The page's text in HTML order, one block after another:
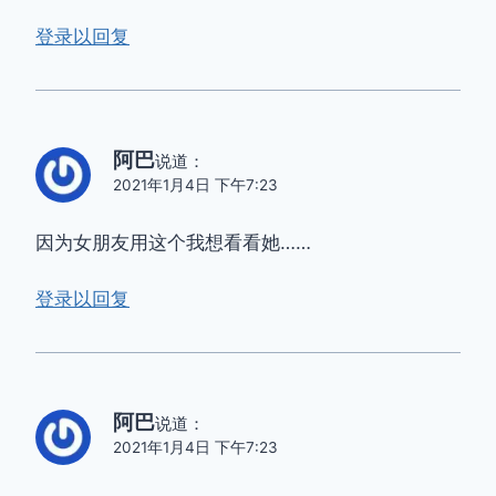
登录以回复
阿巴说道：
2021年1月4日 下午7:23
因为女朋友用这个我想看看她……
登录以回复
阿巴说道：
2021年1月4日 下午7:23